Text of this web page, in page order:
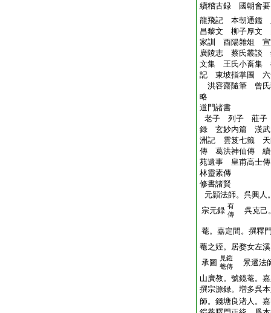
續稽古録 國朝會
龍飛記 本朝通鑑
昌黎文 柳子厚文
家訓 酉陽雜俎
廣陵志 蔡氏叢談
文集 王氏小畜集
記 東坡指掌圖 六
洪容齋隨筆 曾
略
道門諸書
老子 列子 莊子
録 玄妙内篇 漢
洲記 雲笈七籤 天
傳 葛洪神仙傳
苑遺事 皇甫高
林靈素傳
修書諸賢
元頴法師。呉興人
宗元録 有
傳
呉克己
菴。嘉定間。撰釋
菴之姪。居婺女左
承圖
見鎧
菴傳
景遷法
山廣教。號鏡菴。
撰宗源録。増多呉
師。錢塘良渚人。